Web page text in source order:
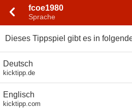
fcoe1980
Sprache
Dieses Tippspiel gibt es in
Deutsch
kicktipp.de
Englisch
kicktipp.com